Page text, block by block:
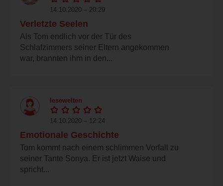
14.10.2020 – 20:29
Verletzte Seelen
Als Tom endlich vor der Tür des
Schlafzimmers seiner Eltern angekommen
war, brannten ihm in den...
lesewelten
14.10.2020 – 12:24
Emotionale Geschichte
Tom kommt nach einem schlimmen Vorfall zu
seiner Tante Sonya. Er ist jetzt Waise und
spricht...